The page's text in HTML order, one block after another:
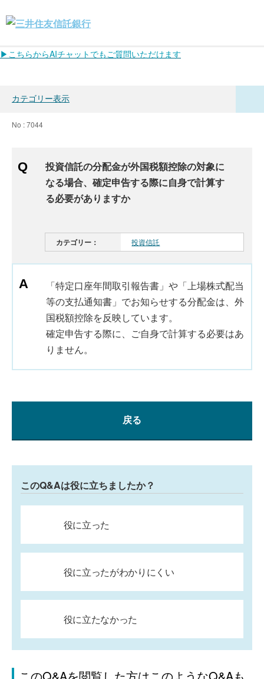
▶こちらからAIチャットでもご質問いただけます
カテゴリー表示
No : 7044
投資信託の分配金が外国税額控除の対象に
なる場合、確定申告する際に自身で計算す
る必要がありますか
カテゴリー： 投資信託
「特定口座年間取引報告書」や「上場株式配当
等の支払通知書」でお知らせする分配金は、外
国税額控除を反映しています。
確定申告する際に、ご自身で計算する必要はあ
りません。
戻る
このQ&Aは役に立ちましたか？
役に立った
役に立ったがわかりにくい
役に立たなかった